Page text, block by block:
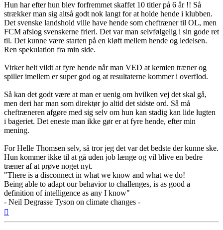
Hun har efter hun blev forfremmet skaffet 10 titler på 6 år !! Så
strækker man sig altså godt nok langt for at holde hende i klubben.
Det svenske landshold ville have hende som cheftræner til OL, men
FCM afslog svenskerne frieri. Det var man selvfølgelig i sin gode ret
til. Det kunne være starten på en kløft mellem hende og ledelsen.
Ren spekulation fra min side.
Virker helt vildt at fyre hende når man VED at kemien træner og
spiller imellem er super god og at resultaterne kommer i overflod.
Så kan det godt være at man er uenig om hvilken vej det skal gå,
men deri har man som direktør jo altid det sidste ord. Så må
cheftræneren afgøre med sig selv om hun kan stadig kan lide lugten
i bageriet. Det eneste man ikke gør er at fyre hende, efter min
mening.
For Helle Thomsen selv, så tror jeg det var det bedste der kunne ske.
Hun kommer ikke til at gå uden job længe og vil blive en bedre
træner af at prøve noget nyt.
"There is a disconnect in what we know and what we do!
Being able to adapt our behavior to challenges, is as good a
definition of intelligence as any I know"
- Neil Degrasse Tyson on climate changes -